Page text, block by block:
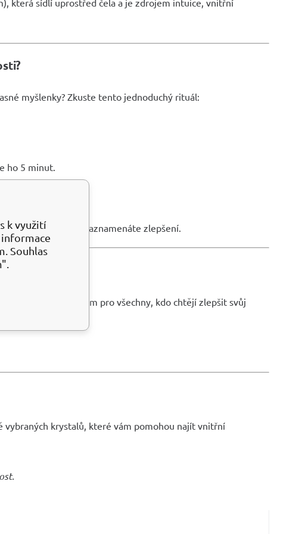
myšlenky? Zkuste tento jednoduchý rituál:
ho 5 minut.
týdnů, dokud nezaznamenáte zlepšení.
skvělým pomocníkem pro všechny, kdo chtějí zlepšit svůj
vybraných krystalů, které vám pomohou najít vnitřní
k využití
Souhlas